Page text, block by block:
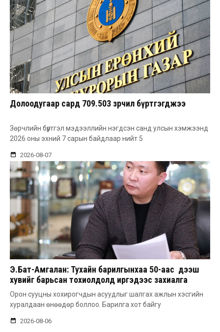
Долоодугаар сард 709.503 зөрчил бүртгэгджээ
Зөрчлийн бүртгэл мэдээллийн нэгдсэн санд улсын хэмжээнд
2026 оны эхний 7 сарын байдлаар нийт 5
2026-08-07
Э.Бат-Амгалан: Тухайн барилгынхаа 50-аас дээш
хувийг барьсан тохиолдолд иргэдээс захиалга
авдаг болгоно
Орон сууцны хохирогчдын асуудлыг шалгах ажлын хэсгийн
хуралдаан өнөөдөр боллоо. Барилга хот байгу
2026-08-06